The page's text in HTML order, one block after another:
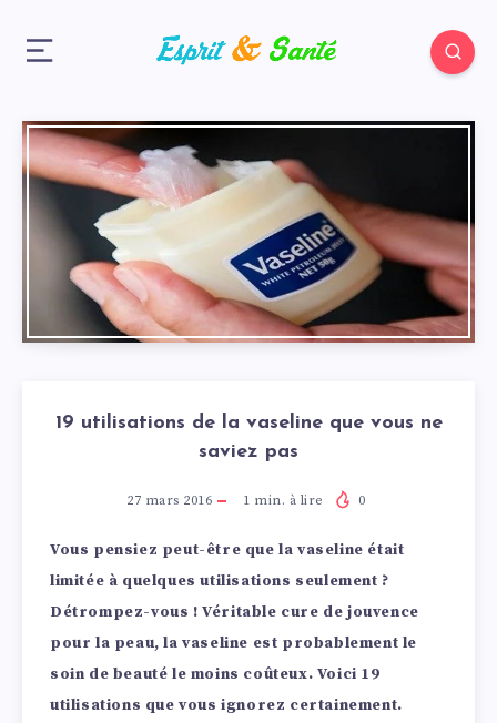
19 utilisations de la vaseline que vous ne
saviez pas
27 mars 2016 1 min. à lire 0
Vous pensiez peut-être que la vaseline était
limitée à quelques utilisations seulement ?
Détrompez-vous ! Véritable cure de jouvence
pour la peau, la vaseline est probablement le
soin de beauté le moins coûteux. Voici 19
utilisations que vous ignorez certainement.